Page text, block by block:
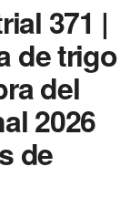
371 |
de trigo
del
2026
de